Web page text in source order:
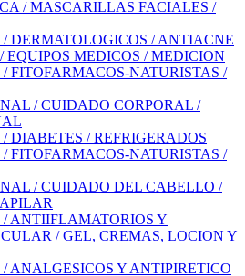
/ MASCARILLAS FACIALES /
DERMATOLOGICOS / ANTIACNE
EQUIPOS MEDICOS / MEDICION
FITOFARMACOS-NATURISTAS /
/ CUIDADO CORPORAL /
DIABETES / REFRIGERADOS
FITOFARMACOS-NATURISTAS /
/ CUIDADO DEL CABELLO /
ANTIIFLAMATORIOS Y
/ GEL, CREMAS, LOCION Y
ANALGESICOS Y ANTIPIRETICO